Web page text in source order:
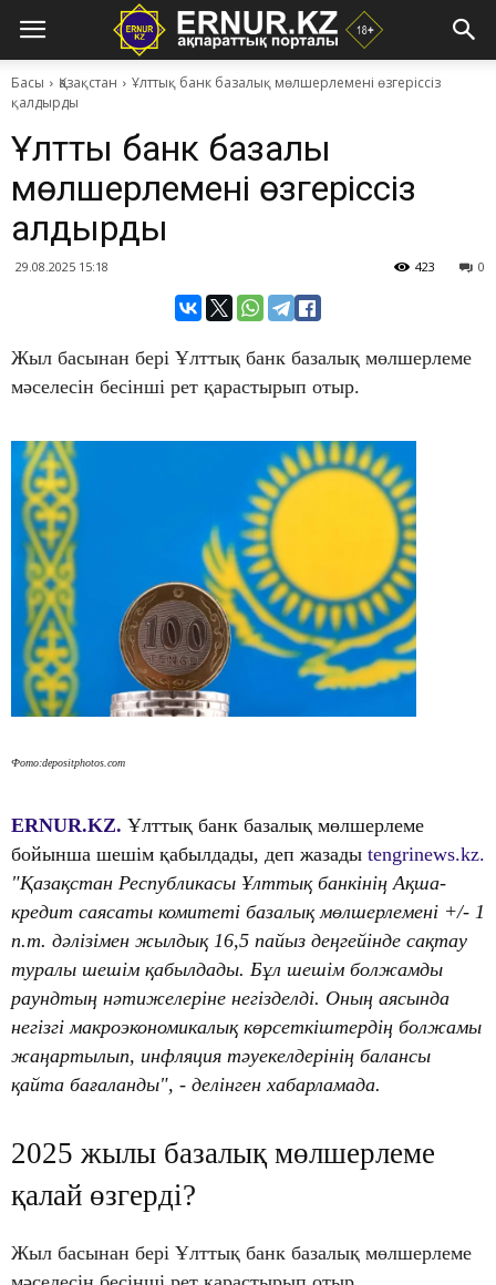
Басы Қазақстан
Ұлттық банк базалық мөлшерлемені өзгеріссіз
қалдырды
Ұлттық банк базалық
мөлшерлемені өзгеріссіз
қалдырды
29.08.2025 15:18 0
423
Жыл басынан бері Ұлттық банк базалық мөлшерлеме
мәселесін бесінші рет қарастырып отыр.
Фото:depositphotos.com
ERNUR.KZ. Ұлттық банк базалық мөлшерлеме
бойынша шешім қабылдады, деп жазады tengrinews.kz.
"Қазақстан Республикасы Ұлттық банкінің Ақша-
кредит саясаты комитеті базалық мөлшерлемені +/- 1
п.т. дәлізімен жылдық 16,5 пайыз деңгейінде сақтау
туралы шешім қабылдады. Бұл шешім болжамды
раундтың нәтижелеріне негізделді. Оның аясында
негізгі макроэкономикалық көрсеткіштердің болжамы
жаңартылып, инфляция тәуекелдерінің балансы
қайта бағаланды", - делінген хабарламада.
2025 жылы базалық мөлшерлеме
қалай өзгерді?
Жыл басынан бері Ұлттық банк базалық мөлшерлеме